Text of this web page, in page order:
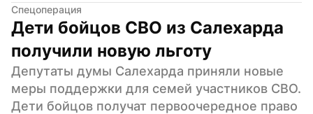
Спецоперация
Дети бойцов СВО из Салехарда
получили новую льготу
Депутаты думы Салехарда приняли новые
меры поддержки для семей участников СВО.
Дети бойцов получат первоочередное право